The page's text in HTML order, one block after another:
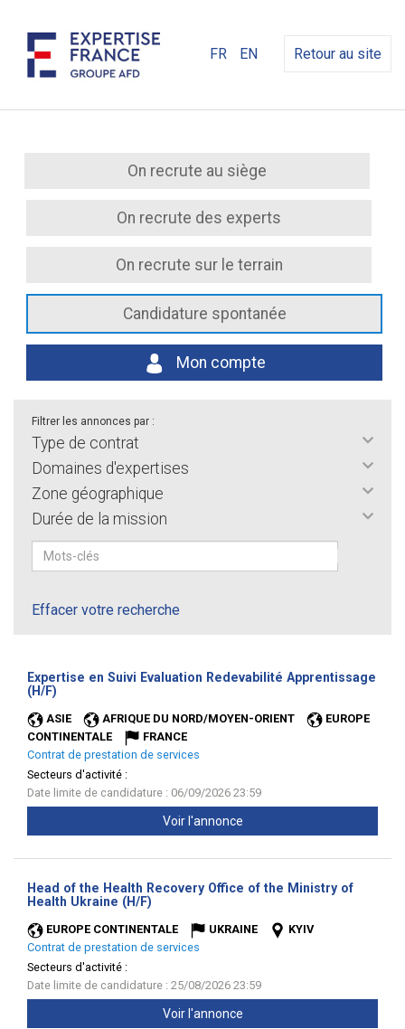
FR EN Retour au site
On recrute au siège
On recrute des experts
On recrute sur le terrain
Candidature spontanée
Mon compte
Filtrer les annonces par :
Type de contrat
Domaines d'expertises
Zone géographique
Durée de la mission
Effacer votre recherche
Expertise en Suivi Evaluation Redevabilité Apprentissage
(H/F)
ASIE AFRIQUE DU NORD/MOYEN-ORIENT
EUROPE
CONTINENTALE
FRANCE
Contrat de prestation de services
Secteurs d'activité :
Date limite de candidature : 06/09/2026 23:59
Voir l'annonce
Head of the Health Recovery Office of the Ministry of
Health Ukraine (H/F)
EUROPE CONTINENTALE UKRAINE
KYIV
Contrat de prestation de services
Secteurs d'activité :
Date limite de candidature : 25/08/2026 23:59
Voir l'annonce